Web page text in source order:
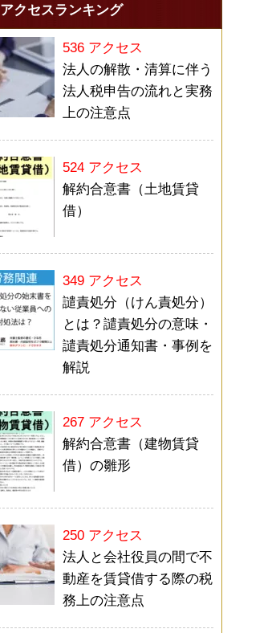
アクセスランキング
536 アクセス
法人の解散・清算に伴う
法人税申告の流れと実務
上の注意点
524 アクセス
解約合意書（土地賃貸
借）
349 アクセス
譴責処分（けん責処分）
とは？譴責処分の意味・
譴責処分通知書・事例を
解説
267 アクセス
解約合意書（建物賃貸
借）の雛形
250 アクセス
法人と会社役員の間で不
動産を賃貸借する際の税
務上の注意点